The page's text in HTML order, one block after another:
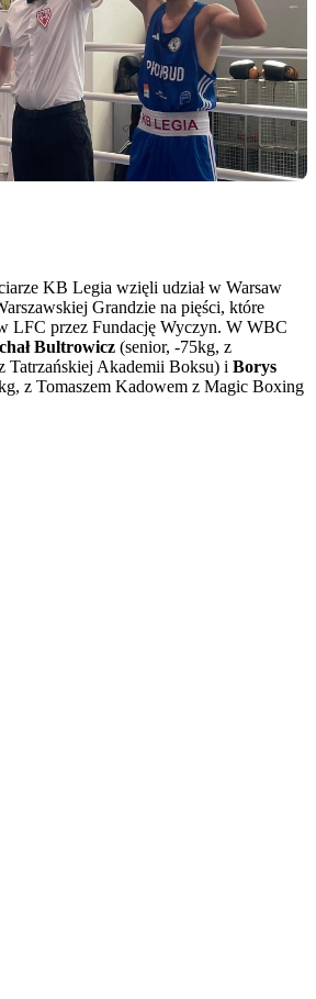
KB Legia wzięli udział w Warsaw
Grandzie na pięści, które
LFC przez Fundację Wyczyn. W WBC
Bultrowicz (senior, -75kg, z
Tatrzańskiej Akademii Boksu) i Borys
z Tomaszem Kadowem z Magic Boxing